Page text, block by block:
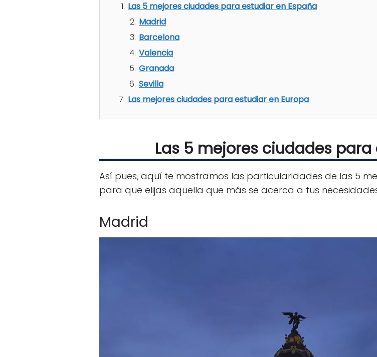
Las 5 mejores ciudades para estudiar en España
Madrid
Barcelona
Valencia
Granada
Sevilla
Las mejores ciudades para estudiar en Europa
Las 5 mejores ciudades
Así pues, aquí te mostramos las particularidades de las 5
para que elijas aquella que más se acerca a tus
Madrid